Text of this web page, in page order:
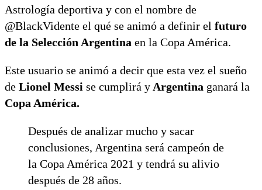
Astrología deportiva y con el nombre de
@BlackVidente el qué se animó a definir el futuro
de la Selección Argentina en la Copa América.
Este usuario se animó a decir que esta vez el sueño
de Lionel Messi se cumplirá y Argentina ganará la
Copa América.
Después de analizar mucho y sacar
conclusiones, Argentina será campeón de
la Copa América 2021 y tendrá su alivio
después de 28 años.